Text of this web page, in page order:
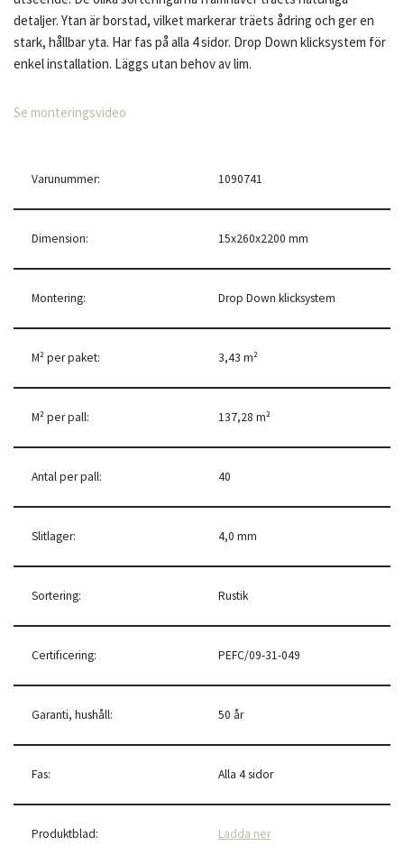
detaljer. Ytan är borstad, vilket markerar träets ådring och ger en
stark, hållbar yta. Har fas på alla 4 sidor. Drop Down klicksystem för
enkel installation. Läggs utan behov av lim.
Se monteringsvideo
Varunummer: 1090741
Dimension: 15x260x2200 mm
Montering: Drop Down klicksystem
M² per paket: 3,43 m²
M² per pall: 137,28 m²
Antal per pall: 40
Slitlager: 4,0 mm
Sortering: Rustik
Certificering: PEFC/09-31-049
Garanti, hushåll: 50 år
Fas: Alla 4 sidor
Produktblad: Ladda ner